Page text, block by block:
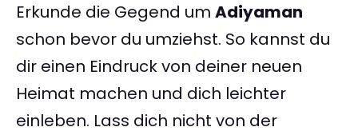
Erkunde die Gegend um Adiyaman
schon bevor du umziehst. So kannst du
dir einen Eindruck von deiner neuen
Heimat machen und dich leichter
einleben. Lass dich nicht von der